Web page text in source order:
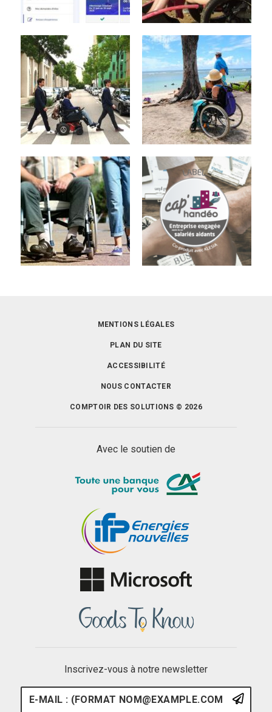
MENTIONS LÉGALES
PLAN DU SITE
ACCESSIBILITÉ
NOUS CONTACTER
COMPTOIR DES SOLUTIONS © 2026
Avec le soutien de
Inscrivez-vous à notre newsletter
E-mail : (format